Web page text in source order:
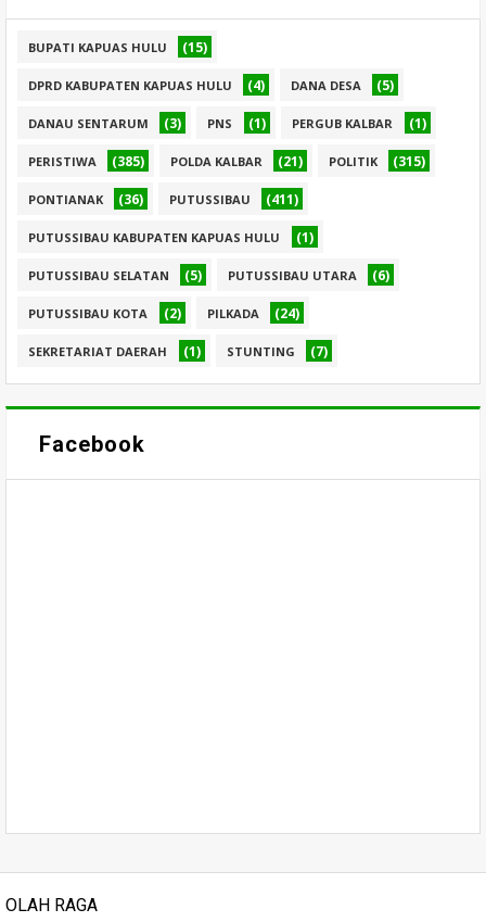
BUPATI KAPUAS HULU (15)
DPRD KABUPATEN KAPUAS HULU (4) DANA DESA (5)
DANAU SENTARUM (3) PNS (1) PERGUB KALBAR (1)
PERISTIWA (385) POLDA KALBAR (21) POLITIK (315)
PONTIANAK (36) PUTUSSIBAU (411)
PUTUSSIBAU KABUPATEN KAPUAS HULU (1)
PUTUSSIBAU SELATAN (5) PUTUSSIBAU UTARA (6)
PUTUSSIBAU KOTA (2) PILKADA (24)
SEKRETARIAT DAERAH (1) STUNTING (7)
Facebook
OLAH RAGA